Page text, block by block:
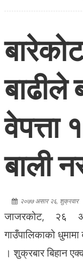
बाढीले
वेपत्ता
बाली
२०७७ असार २६, शुक्रवार
जाजरकोट, २६
गाउँपालिकाको
। शुक्रबार बिहान